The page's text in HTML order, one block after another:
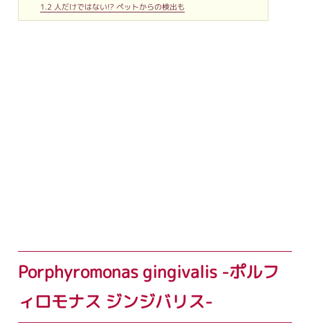
1.2 人だけではない!? ペットからの検出も
Porphyromonas gingivalis -ポルフ
ィロモナス ジンジバリス-